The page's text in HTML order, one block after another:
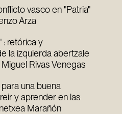
vasco en "Patria"
Arza
: retórica y
la izquierda abertzale
Rivas Venegas
una buena
y aprender en las
Marañón